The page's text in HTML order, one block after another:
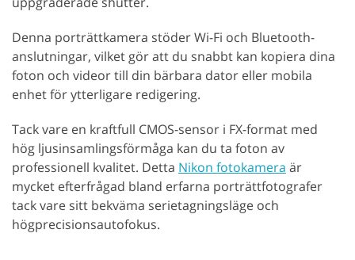
Denna porträttkamera stöder Wi-Fi och Bluetooth-
anslutningar, vilket gör att du snabbt kan kopiera dina
foton och videor till din bärbara dator eller mobila
enhet för ytterligare redigering.
Tack vare en kraftfull CMOS-sensor i FX-format med
hög ljusinsamlingsförmåga kan du ta foton av
professionell kvalitet. Detta Nikon fotokamera är
mycket efterfrågad bland erfarna porträttfotografer
tack vare sitt bekväma serietagningsläge och
högprecisionsautofokus.